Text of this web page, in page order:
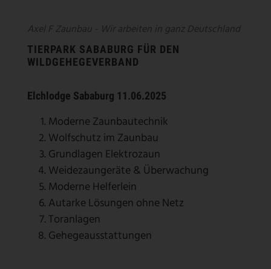
Axel F Zaunbau - Wir arbeiten in ganz Deutschland
TIERPARK SABABURG FÜR DEN
WILDGEHEGEVERBAND
Elchlodge Sababurg 11.06.2025
Moderne Zaunbautechnik
Wolfschutz im Zaunbau
Grundlagen Elektrozaun
Weidezaungeräte & Überwachung
Moderne Helferlein
Autarke Lösungen ohne Netz
Toranlagen
Gehegeausstattungen